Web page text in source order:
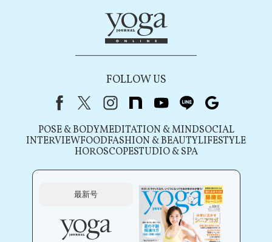
FOLLOW US
FacebookX（旧Twitter）
instagram
note youtubeline
POSE & BODYMEDITATION & MINDSOCIAL
INTERVIEWFOODFASHION & BEAUTYLIFESTYLE
HOROSCOPESTUDIO & SPA
最新号